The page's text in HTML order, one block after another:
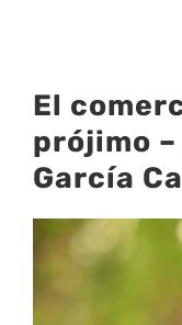
El
prójimo
García
imagen
grande